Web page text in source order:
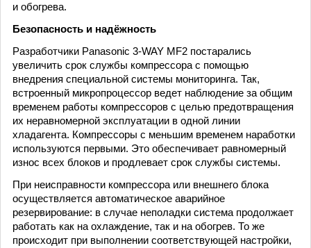
и обогрева.
Безопасность и надёжность
Разработчики Panasonic 3-WAY MF2 постарались
увеличить срок службы компрессора с помощью
внедрения специальной системы мониторинга. Так,
встроенный микропроцессор ведет наблюдение за общим
временем работы компрессоров с целью предотвращения
их неравномерной эксплуатации в одной линии
хладагента. Компрессоры с меньшим временем наработки
используются первыми. Это обеспечивает равномерный
износ всех блоков и продлевает срок службы системы.
При неисправности компрессора или внешнего блока
осуществляется автоматическое аварийное
резервирование: в случае неполадки система продолжает
работать как на охлаждение, так и на обогрев. То же
происходит при выполнении соответствующей настройки,